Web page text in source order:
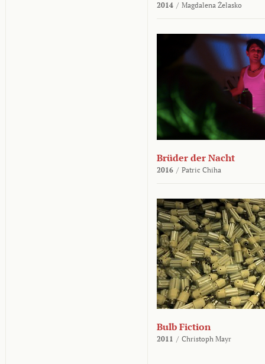
2014 / Magdalena Żelasko
Brüder der Nacht
2016 / Patric Chiha
Bulb Fiction
2011 / Christoph Mayr